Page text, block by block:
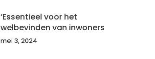
‘Essentieel voor het
welbevinden van inwoners
mei 3, 2024